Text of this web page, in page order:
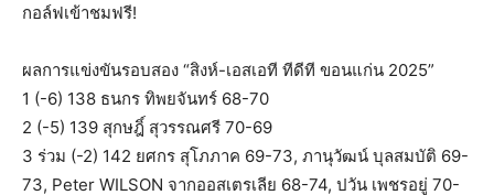
กอล์ฟเข้าชมฟรี!
ผลการแข่งขันรอบสอง “สิงห์-เอสเอที ทีดีที ขอนแก่น 2025”
1 (-6) 138 ธนกร ทิพยจันทร์ 68-70
2 (-5) 139 สุกษฎิ์ สุวรรณศรี 70-69
3 ร่วม (-2) 142 ยศกร สุโภภาค 69-73, ภานุวัฒน์ บุลสมบัติ 69-
73, Peter WILSON จากออสเตรเลีย 68-74, ปวัน เพชรอยู่ 70-